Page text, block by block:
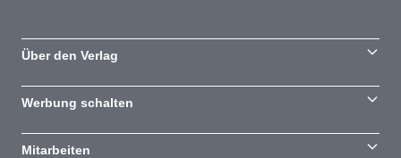
Über den Verlag
Werbung schalten
Mitarbeiten